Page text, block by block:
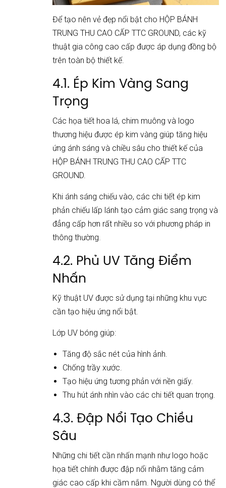
Để tạo nên vẻ đẹp nổi bật cho HỘP BÁNH
TRUNG THU CAO CẤP TTC GROUND, các kỹ
thuật gia công cao cấp được áp dụng đồng bộ
trên toàn bộ thiết kế.
4.1. Ép Kim Vàng Sang
Trọng
Các họa tiết hoa lá, chim muông và logo
thương hiệu được ép kim vàng giúp tăng hiệu
ứng ánh sáng và chiều sâu cho thiết kế của
HỘP BÁNH TRUNG THU CAO CẤP TTC
GROUND.
Khi ánh sáng chiếu vào, các chi tiết ép kim
phản chiếu lấp lánh tạo cảm giác sang trọng và
đẳng cấp hơn rất nhiều so với phương pháp in
thông thường.
4.2. Phủ UV Tăng Điểm
Nhấn
Kỹ thuật UV được sử dụng tại những khu vực
cần tạo hiệu ứng nổi bật.
Lớp UV bóng giúp:
Tăng độ sắc nét của hình ảnh.
Chống trầy xước.
Tạo hiệu ứng tương phản với nền giấy.
Thu hút ánh nhìn vào các chi tiết quan trọng.
4.3. Đập Nổi Tạo Chiều
Sâu
Những chi tiết cần nhấn mạnh như logo hoặc
họa tiết chính được đập nổi nhằm tăng cảm
giác cao cấp khi cầm nắm. Người dùng có thể